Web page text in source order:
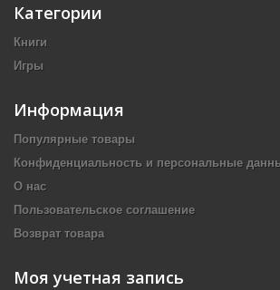
Категории
Книги
Игры
Информация
Популярные товары
Конфиденциальность и персональные
О нас
Пользовательское соглашение
Возврат товара
Моя учетная запись